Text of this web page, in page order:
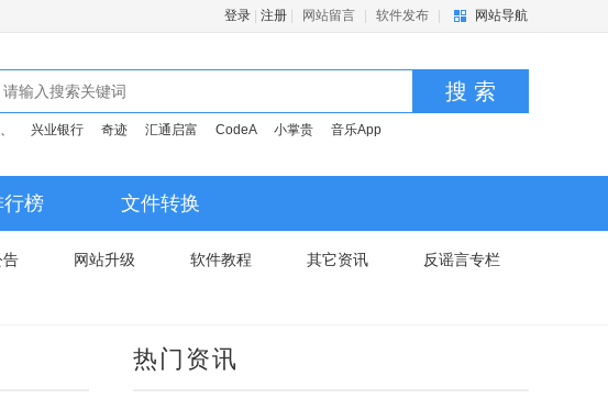
登录 注册 网站留言 软件发布 网站导航
搜 索
兴业银行 奇迹 汇通启富 CodeA 小掌贵 音乐App
行榜 文件转换
告 网站升级 软件教程 其它资讯 反谣言专栏
热门资讯